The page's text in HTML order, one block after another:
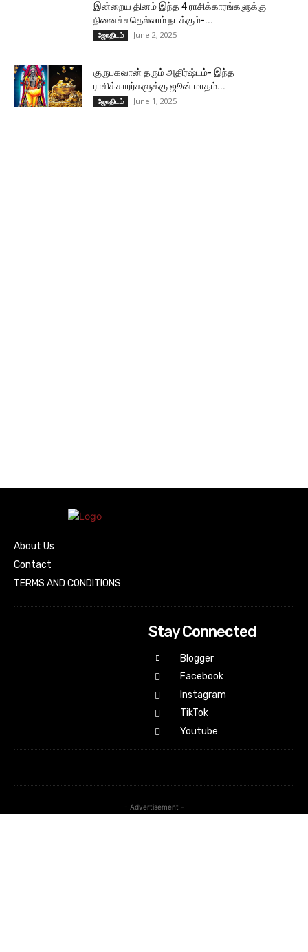
இன்றைய தினம் இந்த 4 ராசிக்காரங்களுக்கு
நினைச்சதெல்லாம் நடக்கும்-...
ஜோதிடம் June 2, 2025
குருபகவான் தரும் அதிர்ஷ்டம்- இந்த
ராசிக்காரர்களுக்கு ஜூன் மாதம்...
ஜோதிடம் June 1, 2025
About Us
Contact
TERMS AND CONDITIONS
Stay Connected
Blogger
Facebook
Instagram
TikTok
Youtube
- Advertisement -